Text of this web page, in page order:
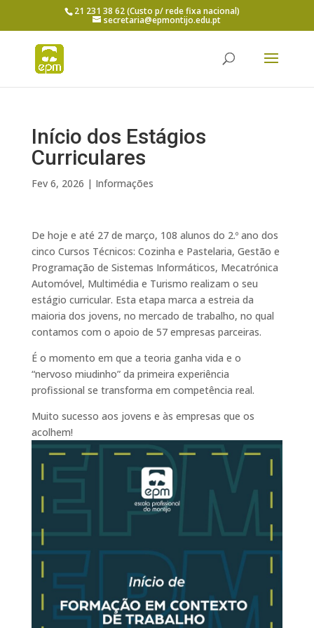
21 231 38 62 (Custo p/ rede fixa nacional)
secretaria@epmontijo.edu.pt
Início dos Estágios
Curriculares
Fev 6, 2026 | Informações
De hoje e até 27 de março, 108 alunos do 2.º ano dos
cinco Cursos Técnicos: Cozinha e Pastelaria, Gestão e
Programação de Sistemas Informáticos, Mecatrónica
Automóvel, Multimédia e Turismo realizam o seu
estágio curricular. Esta etapa marca a estreia da
maioria dos jovens, no mercado de trabalho, no qual
contamos com o apoio de 57 empresas parceiras.
É o momento em que a teoria ganha vida e o
“nervoso miudinho” da primeira experiência
profissional se transforma em competência real.
Muito sucesso aos jovens e às empresas que os
acolhem!